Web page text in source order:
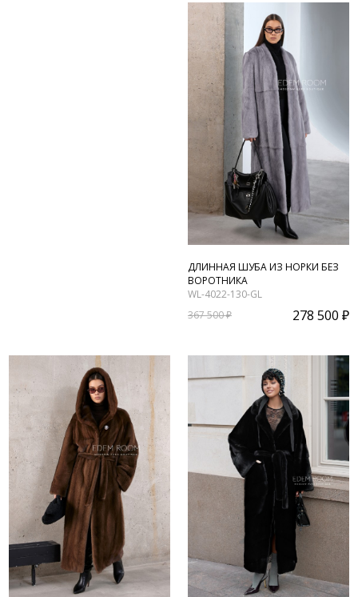
ДЛИННАЯ ШУБА ИЗ НОРКИ БЕЗ
ВОРОТНИКА
WL-4022-130-GL
367 500 ₽
278 500 ₽